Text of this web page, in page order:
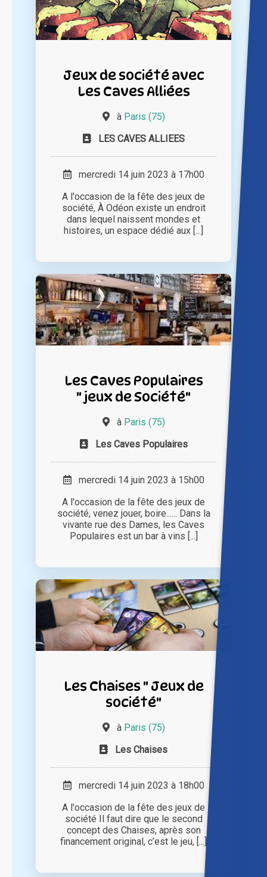
Jeux de société avec
Les Caves Alliées
à Paris (75)
LES CAVES ALLIEES
mercredi 14 juin 2023 à 17h00
A l'occasion de la fête des jeux de
société, À Odéon existe un endroit
dans lequel naissent mondes et
histoires, un espace dédié aux [...]
Les Caves Populaires
" jeux de Société"
à Paris (75)
Les Caves Populaires
mercredi 14 juin 2023 à 15h00
A l'occasion de la fête des jeux de
société, venez jouer, boire...... Dans la
vivante rue des Dames, les Caves
Populaires est un bar à vins [...]
Les Chaises " Jeux de
société"
à Paris (75)
Les Chaises
mercredi 14 juin 2023 à 18h00
A l'occasion de la fête des jeux de
société Il faut dire que le second
concept des Chaises, après son
financement original, c’est le jeu, [...]